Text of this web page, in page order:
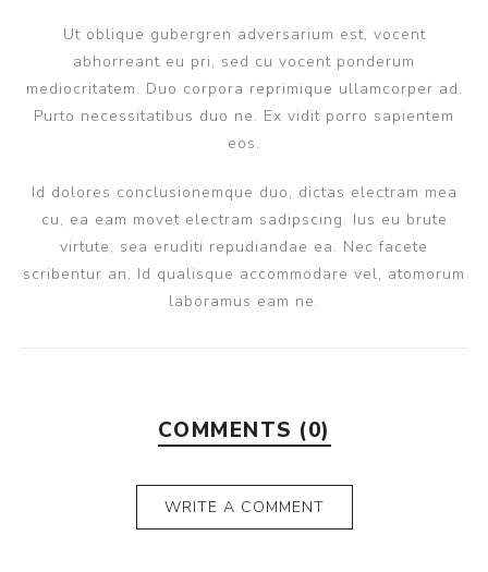
Ut oblique gubergren adversarium est, vocent
abhorreant eu pri, sed cu vocent ponderum
mediocritatem. Duo corpora reprimique ullamcorper ad.
Purto necessitatibus duo ne. Ex vidit porro sapientem
eos.
Id dolores conclusionemque duo, dictas electram mea
cu, ea eam movet electram sadipscing. Ius eu brute
virtute, sea eruditi repudiandae ea. Nec facete
scribentur an. Id qualisque accommodare vel, atomorum
laboramus eam ne.
COMMENTS (0)
WRITE A COMMENT